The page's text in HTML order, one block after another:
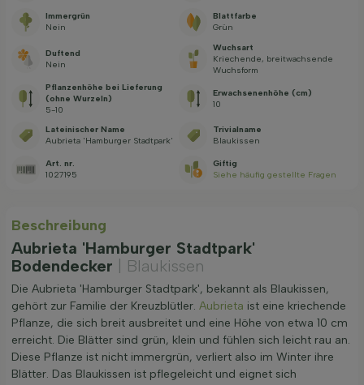
Immergrün
Nein
Blattfarbe
Grün
Duftend
Nein
Wuchsart
Kriechende, breitwachsende
Wuchsform
Pflanzenhöhe bei Lieferung
(ohne Wurzeln)
5-10
Erwachsenenhöhe (cm)
10
Lateinischer Name
Aubrieta 'Hamburger Stadtpark'
Trivialname
Blaukissen
Art. nr.
1027195
Giftig
Siehe häufig gestellte Fragen
Beschreibung
Aubrieta 'Hamburger Stadtpark'
Bodendecker
| Blaukissen
Die Aubrieta 'Hamburger Stadtpark', bekannt als Blaukissen,
gehört zur Familie der Kreuzblütler. Aubrieta ist eine kriechende
Pflanze, die sich breit ausbreitet und eine Höhe von etwa 10 cm
erreicht. Die Blätter sind grün, klein und fühlen sich leicht rau an.
Diese Pflanze ist nicht immergrün, verliert also im Winter ihre
Blätter. Das Blaukissen ist pflegeleicht und eignet sich